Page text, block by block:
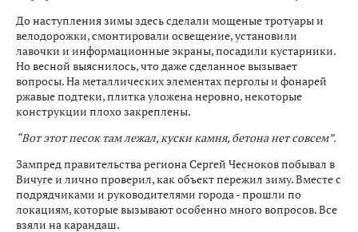
До наступления зимы здесь сделали мощеные тротуары и
велодорожки, смонтировали освещение, установили
лавочки и информационные экраны, посадили кустарники.
Но весной выяснилось, что даже сделанное вызывает
вопросы. На металлических элементах перголы и фонарей
ржавые подтеки, плитка уложена неровно, некоторые
конструкции плохо закреплены.
“Вот этот песок там лежал, куски камня, бетона нет совсем”.
Зампред правительства региона Сергей Чесноков побывал в
Вичуге и лично проверил, как объект пережил зиму. Вместе с
подрядчиками и руководителями города - прошли по
локациям, которые вызывают особенно много вопросов. Все
взяли на карандаш.